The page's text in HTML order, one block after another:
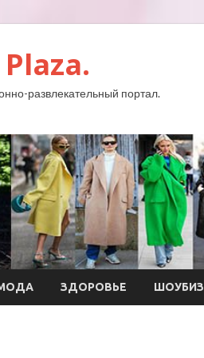
развлекательный портал.
ЗДОРОВЬЕ ШОУБИЗ